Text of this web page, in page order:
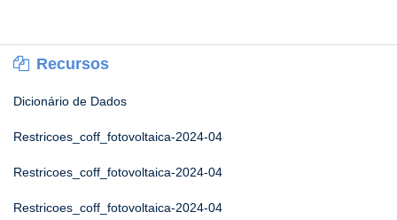
Recursos
Dicionário de Dados
Restricoes_coff_fotovoltaica-2024-04
Restricoes_coff_fotovoltaica-2024-04
Restricoes_coff_fotovoltaica-2024-04